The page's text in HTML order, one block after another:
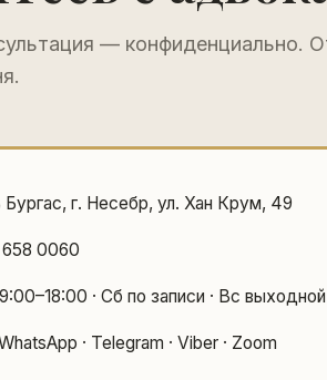
— конфиденциально.
г. Несебр, ул. Хан Крум, 49
0060
· Сб по записи · Вс выходной
· Telegram · Viber · Zoom